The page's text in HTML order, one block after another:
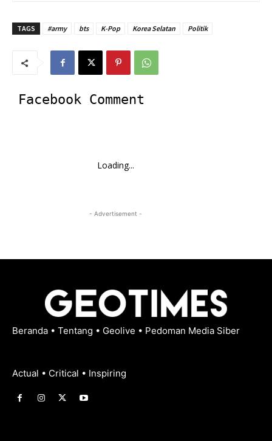
TAGS #army bts K-Pop Korea Selatan Politik
Facebook Comment
Loading...
- Advertisement -
Beranda • Tentang • Geolive • Pedoman Media Siber
Actual • Critical • Inspiring